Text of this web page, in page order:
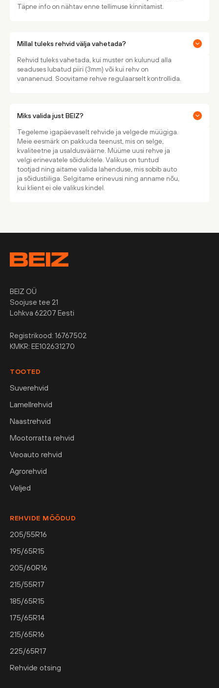
Täpne info on nähtav enne tellimuse kinnitamist.
Millal tuleks rehvid välja vahetada?
Rehvid tuleks vahetada, kui muster on kulunud alla
seaduses lubatud piiri (3mm) või kui rehv on
vananenud. Soovitame rehve regulaarselt kontrollida.
Miks valida just BEIZ?
Tegeleme igapäevaselt rehvide ja velgede müügiga.
Meie eesmärk on pakkuda teenust, mis on selge,
kvaliteetne ja usaldusväärne. Müüme uusi rehve ja
velgi erinevatele sõidukitele. Valikus on tuntud
tootjad ning aitame valida lahenduse, mis sobib auto
ja sõidustiiliga. Selgitame erinevusi ning anname nõu,
kui klient ei ole valikus kindel.
BEIZ OÜ
Soojuse tee 21
Lohkva 62207 Eesti
Registrikood: 16767502
KMKR: EE102631270
TOOTED
Suverehvid
Lamellrehvid
Naastrehvid
Mootorratta rehvid
Veoauto rehvid
Agrorehvid
Veljed
REHVIDE MÕÕDUD
205/55R16
195/65R15
205/60R16
215/55R17
185/65R15
175/65R14
215/65R16
225/65R17
Rehvide otsing